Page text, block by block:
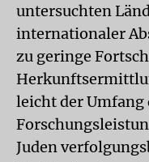
untersuchten
internationaler
zu geringe
leicht der
Juden